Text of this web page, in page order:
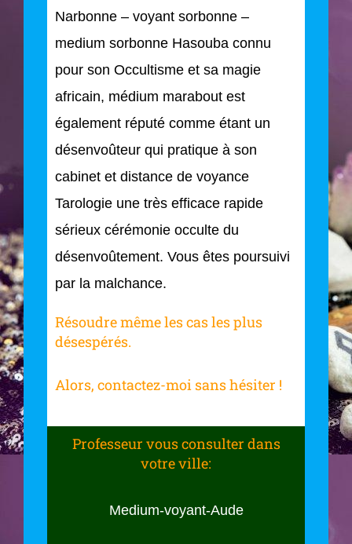
Narbonne – voyant sorbonne –
medium sorbonne Hasouba connu
pour son Occultisme et sa magie
africain, médium marabout est
également réputé comme étant un
désenvoûteur qui pratique à son
cabinet et distance de voyance
Tarologie une très efficace rapide
sérieux cérémonie occulte du
désenvoûtement. Vous êtes poursuivi
par la malchance.
Résoudre même les cas les plus
désespérés.
Alors, contactez-moi sans hésiter !
Professeur vous consulter dans
votre ville:
Medium-voyant-Aude